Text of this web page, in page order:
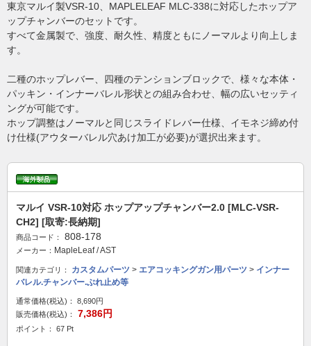
東京マルイ製VSR-10、MAPLELEAF MLC-338に対応したホップア
ップチャンバーのセットです。
すべて金属製で、強度、耐久性、精度ともにノーマルより向上しま
す。
二種のホップレバー、四種のテンションブロックで、様々な本体・
パッキン・インナーバレル形状との組み合わせ、幅の広いセッティ
ングが可能です。
ホップ調整はノーマルと同じスライドレバー仕様、イモネジ締め付
け仕様(アウターバレル穴あけ加工が必要)が選択出来ます。
マルイ VSR-10対応 ホップアップチャンバー2.0 [MLC-VSR-
CH2] [取寄:長納期]
商品コード： 808-178
メーカー： MapleLeaf / AST
関連カテゴリ： カスタムパーツ > エアコッキングガン用パーツ > インナー
バレル.チャンバー.ぶれ止め等
通常価格(税込)：
8,690円
販売価格(税込)：
7,386円
ポイント： 67 Pt